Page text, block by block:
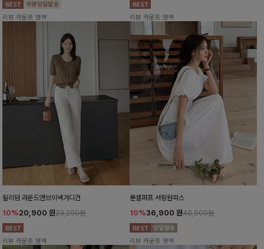
리뷰 카운트 영역 리뷰 카운트 영역
윌리덤 라운드앤브이넥가디건
10%20,900 원23,200원
리뷰 카운트 영역
룬셀퍼프 셔링원피스
10%36,900 원40,900원
리뷰 카운트 영역